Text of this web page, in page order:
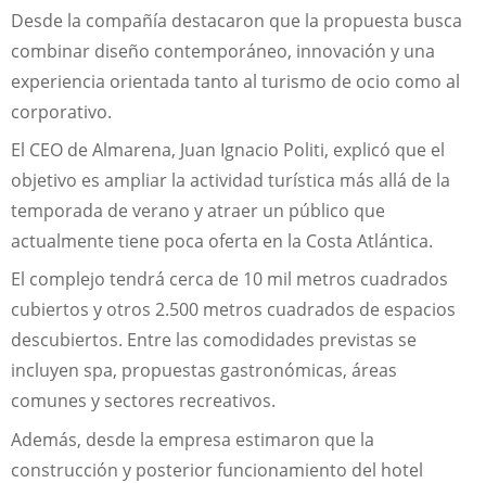
Desde la compañía destacaron que la propuesta busca
combinar diseño contemporáneo, innovación y una
experiencia orientada tanto al turismo de ocio como al
corporativo.
El CEO de Almarena, Juan Ignacio Politi, explicó que el
objetivo es ampliar la actividad turística más allá de la
temporada de verano y atraer un público que
actualmente tiene poca oferta en la Costa Atlántica.
El complejo tendrá cerca de 10 mil metros cuadrados
cubiertos y otros 2.500 metros cuadrados de espacios
descubiertos. Entre las comodidades previstas se
incluyen spa, propuestas gastronómicas, áreas
comunes y sectores recreativos.
Además, desde la empresa estimaron que la
construcción y posterior funcionamiento del hotel